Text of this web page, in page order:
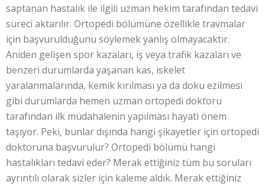
saptanan hastalık ile ilgili uzman hekim tarafından tedavi
süreci aktarılır. Ortopedi bölümüne özellikle travmalar
için başvurulduğunu söylemek yanlış olmayacaktır.
Aniden gelişen spor kazaları, iş veya trafik kazaları ve
benzeri durumlarda yaşanan kas, iskelet
yaralanmalarında, kemik kırılması ya da doku ezilmesi
gibi durumlarda hemen uzman ortopedi doktoru
tarafından ilk müdahalenin yapılması hayati önem
taşıyor. Peki, bunlar dışında hangi şikayetler için ortopedi
doktoruna başvurulur? Ortopedi bölümü hangi
hastalıkları tedavi eder? Merak ettiğiniz tüm bu soruları
ayrıntılı olarak sizler için kaleme aldık. Merak ettiğiniz